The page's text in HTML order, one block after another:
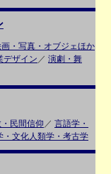
・写真・オブジェほか
デザイン ／ 演劇・舞
民間信仰 ／ 言語学・
・文化人類学・考古学